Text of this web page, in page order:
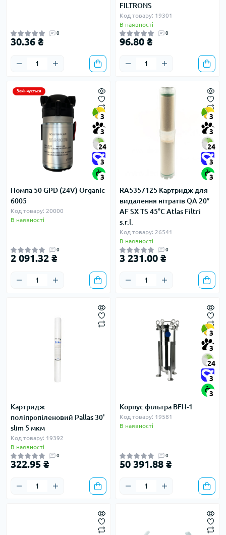
0
30.36 ₴
FILTRONS
Код товару: 19301
В наявності
0
96.80 ₴
Закінчується
3
3
24
3
3
Помпа 50 GPD (24V) Organic
6005
Код товару: 20000
В наявності
0
2 091.32 ₴
3
3
24
3
3
RA5357125 Картридж для
видалення нітратів QA 20″
AF SX TS 45°C Atlas Filtri
s.r.l.
Код товару: 26541
В наявності
0
3 231.00 ₴
Картридж
поліпропіленовий Pallas 30'
slim 5 мкм
Код товару: 19392
В наявності
0
322.95 ₴
3
3
24
3
3
Корпус фільтра BFH-1
Код товару: 19581
В наявності
0
50 391.88 ₴